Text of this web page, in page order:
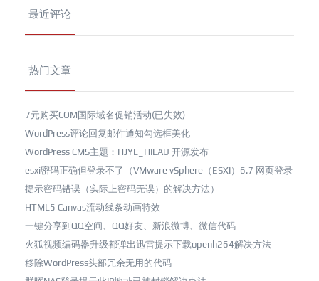
最近评论
热门文章
7元购买COM国际域名促销活动(已失效)
WordPress评论回复邮件通知勾选框美化
WordPress CMS主题：HJYL_HILAU 开源发布
esxi密码正确但登录不了（VMware vSphere（ESXI）6.7 网页登录
提示密码错误（实际上密码无误）的解决方法）
HTML5 Canvas流动线条动画特效
一键分享到QQ空间、QQ好友、新浪微博、微信代码
火狐视频编码器升级都弹出迅雷提示下载openh264解决方法
移除WordPress头部冗余无用的代码